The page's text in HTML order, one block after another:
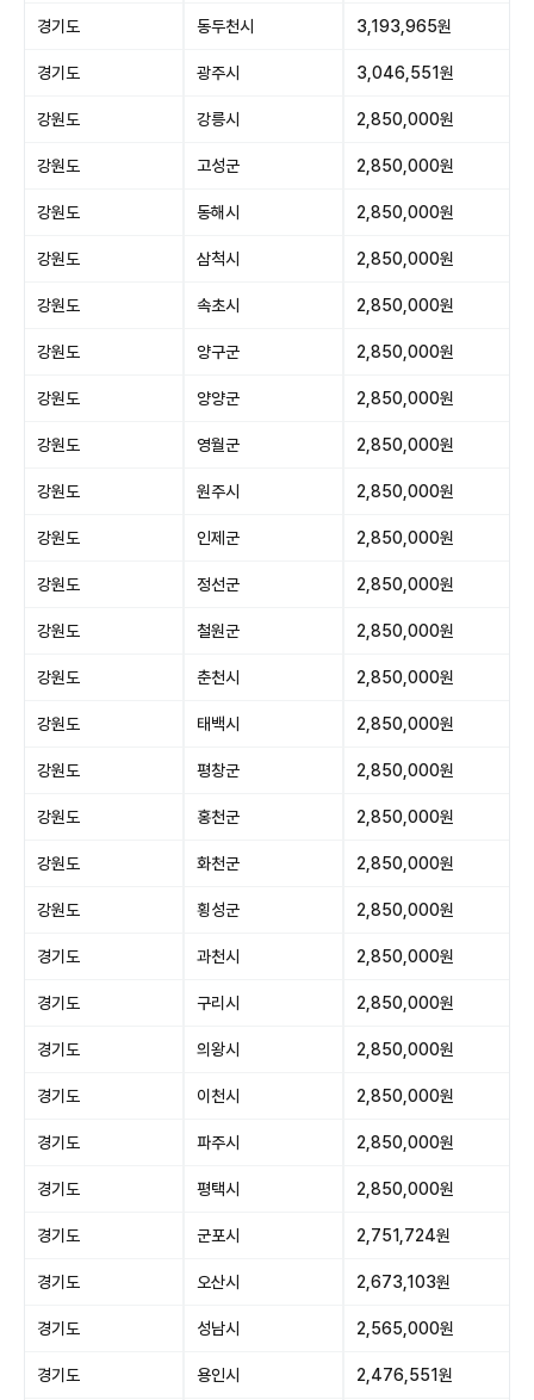
경기도 동두천시 3,193,965원
경기도 광주시 3,046,551원
강원도 강릉시 2,850,000원
강원도 고성군 2,850,000원
강원도 동해시 2,850,000원
강원도 삼척시 2,850,000원
강원도 속초시 2,850,000원
강원도 양구군 2,850,000원
강원도 양양군 2,850,000원
강원도 영월군 2,850,000원
강원도 원주시 2,850,000원
강원도 인제군 2,850,000원
강원도 정선군 2,850,000원
강원도 철원군 2,850,000원
강원도 춘천시 2,850,000원
강원도 태백시 2,850,000원
강원도 평창군 2,850,000원
강원도 홍천군 2,850,000원
강원도 화천군 2,850,000원
강원도 횡성군 2,850,000원
경기도 과천시 2,850,000원
경기도 구리시 2,850,000원
경기도 의왕시 2,850,000원
경기도 이천시 2,850,000원
경기도 파주시 2,850,000원
경기도 평택시 2,850,000원
경기도 군포시 2,751,724원
경기도 오산시 2,673,103원
경기도 성남시 2,565,000원
경기도 용인시 2,476,551원